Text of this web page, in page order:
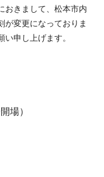
おきまして、松本市内
が変更になっておりま
申し上げます。
場）